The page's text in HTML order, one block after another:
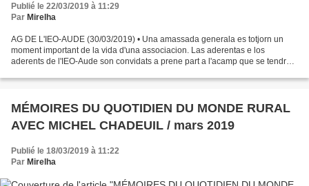
Publié le 22/03/2019 à 11:29
Par Mirelha
AG DE L'IEO-AUDE (30/03/2019) • Una amassada generala es totjorn un
moment important de la vida d'una associacion. Las aderentas e los
aderents de l'IEO-Aude son convidats a prene part a l'acamp que se tendrà
MÉMOIRES DU QUOTIDIEN DU MONDE RURAL
AVEC MICHEL CHADEUIL / mars 2019
Publié le 18/03/2019 à 11:22
Par Mirelha